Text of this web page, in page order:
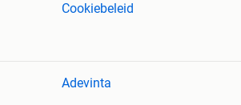
Cookiebeleid
Adevinta